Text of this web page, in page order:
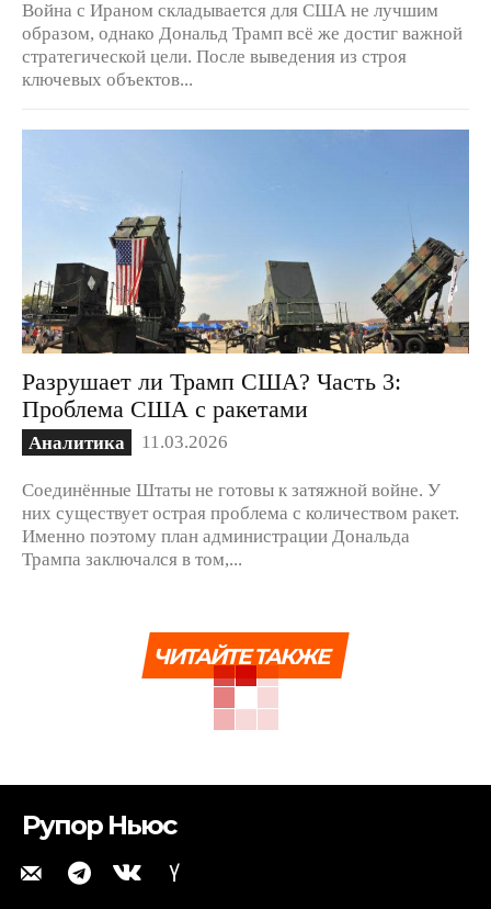
Война с Ираном складывается для США не лучшим
образом, однако Дональд Трамп всё же достиг важной
стратегической цели. После выведения из строя
ключевых объектов...
Разрушает ли Трамп США? Часть 3:
Проблема США с ракетами
Аналитика 11.03.2026
Соединённые Штаты не готовы к затяжной войне. У
них существует острая проблема с количеством ракет.
Именно поэтому план администрации Дональда
Трампа заключался в том,...
ЧИТАЙТЕ ТАКЖЕ
Рупор Ньюс